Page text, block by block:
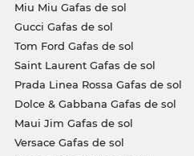
Miu Miu Gafas de sol
Gucci Gafas de sol
Tom Ford Gafas de sol
Saint Laurent Gafas de sol
Prada Linea Rossa Gafas de sol
Dolce & Gabbana Gafas de sol
Maui Jim Gafas de sol
Versace Gafas de sol